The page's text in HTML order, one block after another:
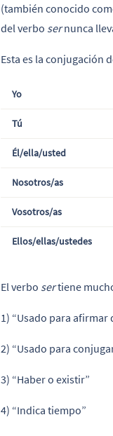
(también conocido
del verbo sernunca
Esta es la conjugación
Yo
Tú
Él/ella/usted
Nosotros/as
Vosotros/as
Ellos/ellas/ustedes
El verbo sertiene
1) “Usado para
2) “Usado para
3) “Haber o existir”
4) “Indica tiempo”